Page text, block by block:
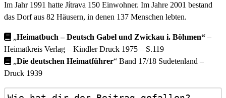
Im Jahr 1991 hatte Jítrava 150 Einwohner. Im Jahre 2001 bestand
das Dorf aus 82 Häusern, in denen 137 Menschen lebten.
„Heimatbuch – Deutsch Gabel und Zwickau i. Böhmen“ –
Heimatkreis Verlag – Kindler Druck 1975 – S.119
„Die deutschen Heimatführer“ Band 17/18 Sudetenland –
Druck 1939